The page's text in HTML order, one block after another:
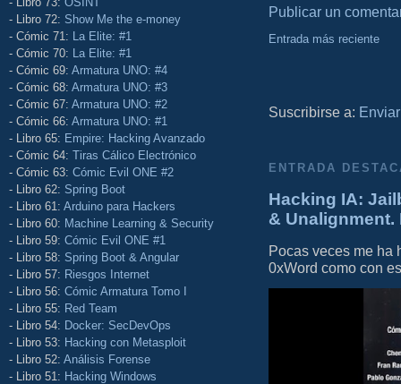
- Libro 72: Show Me the e-money
- Cómic 71: La Elite: #1
- Cómic 70: La Elite: #1
- Cómic 69: Armatura UNO: #4
- Cómic 68: Armatura UNO: #3
- Cómic 67: Armatura UNO: #2
- Cómic 66: Armatura UNO: #1
- Libro 65: Empire: Hacking Avanzado
- Cómic 64: Tiras Cálico Electrónico
- Cómic 63: Cómic Evil ONE #2
- Libro 62: Spring Boot
- Libro 61: Arduino para Hackers
- Libro 60: Machine Learning & Security
- Libro 59: Cómic Evil ONE #1
- Libro 58: Spring Boot & Angular
- Libro 57: Riesgos Internet
- Libro 56: Cómic Armatura Tomo I
- Libro 55: Red Team
- Libro 54: Docker: SecDevOps
- Libro 53: Hacking con Metasploit
- Libro 52: Análisis Forense
- Libro 51: Hacking Windows
Publicar un
Entrada más reciente
Suscribirse a:
ENTRADA
Hacking IA:
&
Pocas veces me ha
0xWord como con